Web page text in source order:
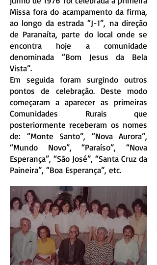
Missa fora do acampamento da firma,
ao longo da estrada “J-1”, na direção
de Paranaíta, parte do local onde se
encontra hoje a comunidade
denominada “Bom Jesus da Bela
Vista”.
Em seguida foram surgindo outros
pontos de celebração. Deste modo
começaram a aparecer as primeiras
Comunidades Rurais que
posteriormente receberam os nomes
de: “Monte Santo”, “Nova Aurora”,
“Mundo Novo”, “Paraíso”, “Nova
Esperança”, “São José”, “Santa Cruz da
Paineira”, “Boa Esperança”, etc.